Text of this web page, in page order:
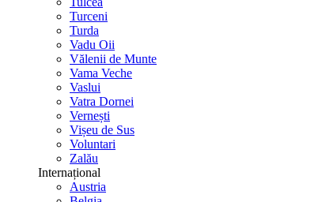
Turceni
Turda
Vadu Oii
Vălenii de Munte
Vama Veche
Vaslui
Vatra Dornei
Vernești
Vișeu de Sus
Voluntari
Zalău
Internațional
Austria